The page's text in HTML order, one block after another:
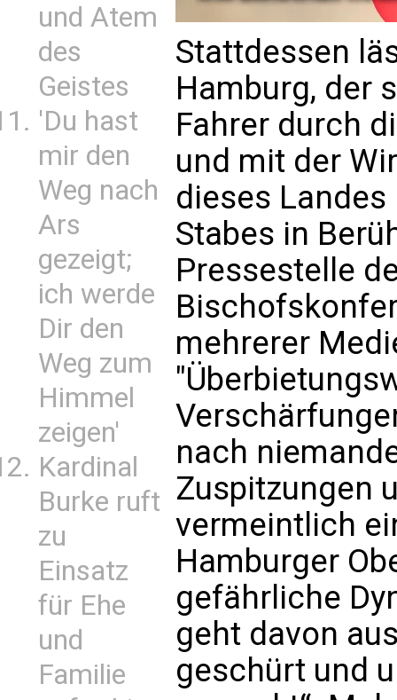
und Atem
des
Geistes
'Du hast
mir den
Weg nach
Ars
gezeigt;
ich werde
Dir den
Weg zum
Himmel
zeigen'
Kardinal
Burke ruft
zu
Einsatz
für Ehe
und
Familie
Stattdessen
Hamburg, der
Fahrer durch
und mit der
dieses
Stabes in
Pressestelle
mehrerer
nach
Zuspitzungen
vermeintlich
Hamburger
gefährliche
geht davon
geschürt und